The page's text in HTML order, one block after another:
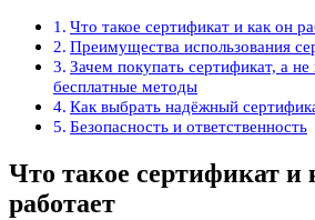
Что такое сертификат и как он
Преимущества использования
Зачем покупать сертификат, а не
бесплатные методы
Как выбрать надёжный
Безопасность и ответственность
Что такое сертификат и
работает